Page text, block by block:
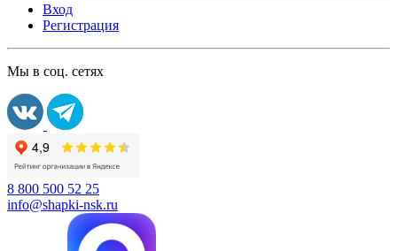
Вход
Регистрация
Мы в соц. сетях
8 800 500 52 25
info@shapki-nsk.ru